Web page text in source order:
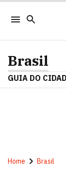
Brasil
GUIA DO
Home Brasil